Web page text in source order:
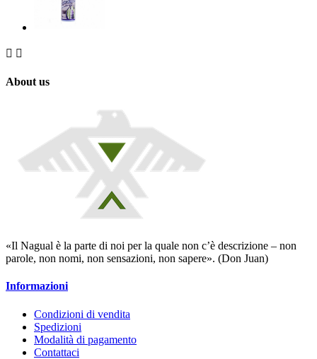
 
About us
«Il Nagual è la parte di noi per la quale non c’è descrizione – non
parole, non nomi, non sensazioni, non sapere». (Don Juan)
Informazioni
Condizioni di vendita
Spedizioni
Modalità di pagamento
Contattaci